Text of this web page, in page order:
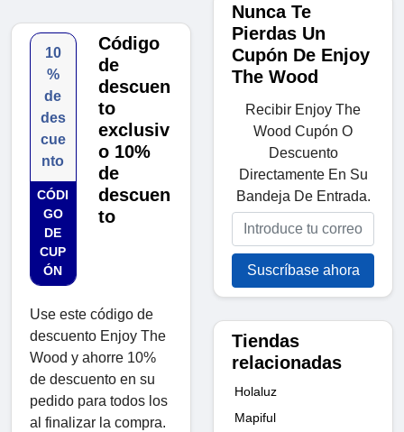
10
%
de
des
cue
nto
CÓDI
GO
DE
CUP
ÓN
Código
de
descuen
to
exclusiv
o 10%
de
descuen
to
Use este código de
descuento Enjoy The
Wood y ahorre 10%
de descuento en su
pedido para todos los
al finalizar la compra.
Nunca Te
Pierdas Un
Cupón De Enjoy
The Wood
Recibir Enjoy The
Wood Cupón O
Descuento
Directamente En Su
Bandeja De Entrada.
Suscríbase ahora
Tiendas
relacionadas
Holaluz
Mapiful